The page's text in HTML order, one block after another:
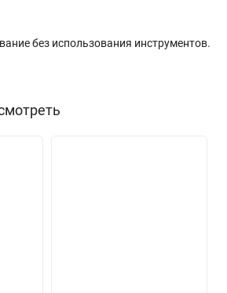
без использования инструментов.